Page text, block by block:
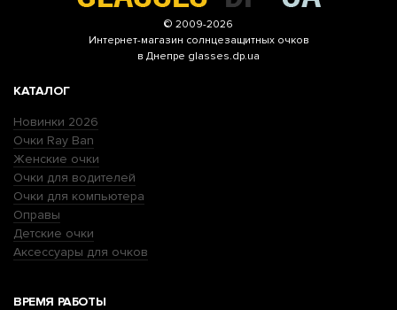
© 2009-2026
Интернет-магазин солнцезащитных очков
в Днепре glasses.dp.ua
КАТАЛОГ
Новинки 2026
Очки Ray Ban
Женские очки
Очки для водителей
Очки для компьютера
Оправы
Детские очки
Аксессуары для очков
ВРЕМЯ РАБОТЫ